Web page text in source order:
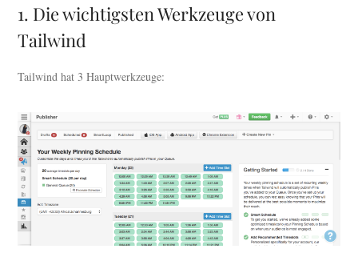
1. Die wichtigsten Werkzeuge von
Tailwind
Tailwind hat 3 Hauptwerkzeuge: